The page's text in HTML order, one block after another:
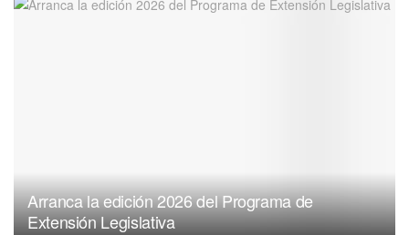
Arranca la edición 2026 del Programa de
Extensión Legislativa